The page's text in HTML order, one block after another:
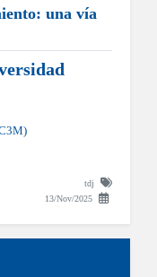
una vía
tdj
13/Nov/2025